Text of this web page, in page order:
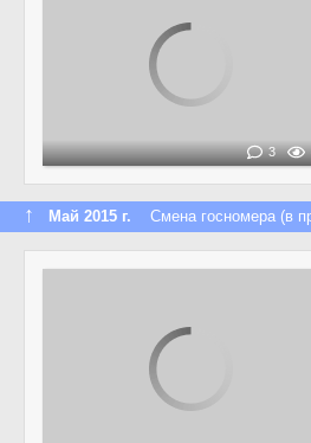
3
↑ Май 2015 г. Смена госномера (в